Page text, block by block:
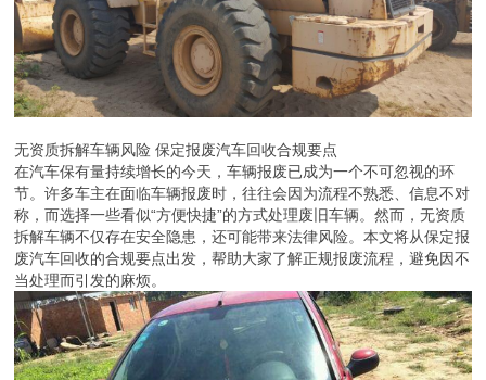
无资质拆解车辆风险 保定报废汽车回收合规要点
在汽车保有量持续增长的今天，车辆报废已成为一个不可忽视的环
节。许多车主在面临车辆报废时，往往会因为流程不熟悉、信息不对
称，而选择一些看似“方便快捷”的方式处理废旧车辆。然而，无资质
拆解车辆不仅存在安全隐患，还可能带来法律风险。本文将从保定报
废汽车回收的合规要点出发，帮助大家了解正规报废流程，避免因不
当处理而引发的麻烦。